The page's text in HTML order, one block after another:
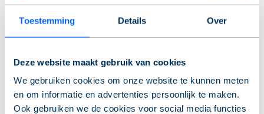
Toestemming Details Over
Deze website maakt gebruik van cookies
We gebruiken cookies om onze website te kunnen meten
en om informatie en advertenties persoonlijk te maken.
Ook gebruiken we de cookies voor social media functies
woningen is voor gezinnen. Nog eens 10% is voor
kunstenaars. Verder komen er 6 rolstoelwoningen.